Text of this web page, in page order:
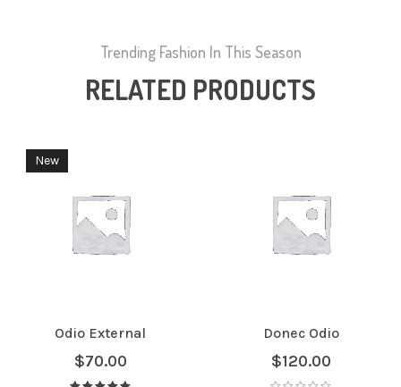
Trending Fashion In This Season
RELATED PRODUCTS
New
Odio External
$70.00
Donec Odio
$120.00